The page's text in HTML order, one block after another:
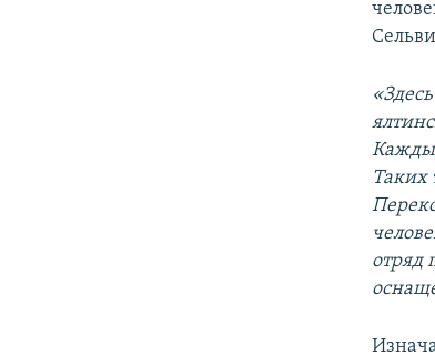
Таких
отряд